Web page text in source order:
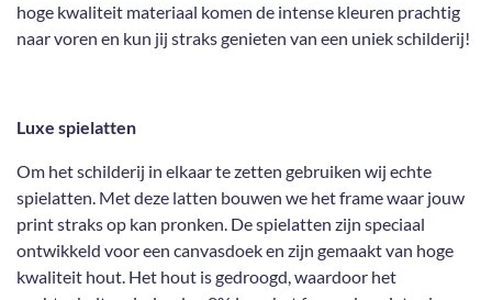
hoge kwaliteit materiaal komen de intense kleuren prachtig
naar voren en kun jij straks genieten van een uniek schilderij!
Luxe spielatten
Om het schilderij in elkaar te zetten gebruiken wij echte
spielatten. Met deze latten bouwen we het frame waar jouw
print straks op kan pronken. De spielatten zijn speciaal
ontwikkeld voor een canvasdoek en zijn gemaakt van hoge
kwaliteit hout. Het hout is gedroogd, waardoor het